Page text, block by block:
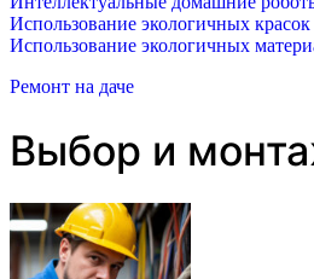
Использование экологичных
Использование экологичных
Ремонт на даче
Выбор и